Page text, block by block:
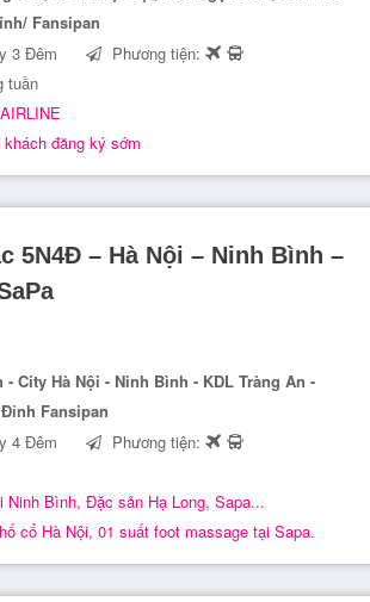
Fansipan
3 Đêm
Phương tiện:
tuần
đăng ký sớm
5N4Đ – Hà Nội – Ninh Bình –
- City Hà Nội - Ninh Bình - KDL Tràng An -
Fansipan
4 Đêm
Phương tiện:
Ninh Bình, Đặc sản Hạ Long, Sapa...
cổ Hà Nội, 01 suất foot massage tại Sapa.